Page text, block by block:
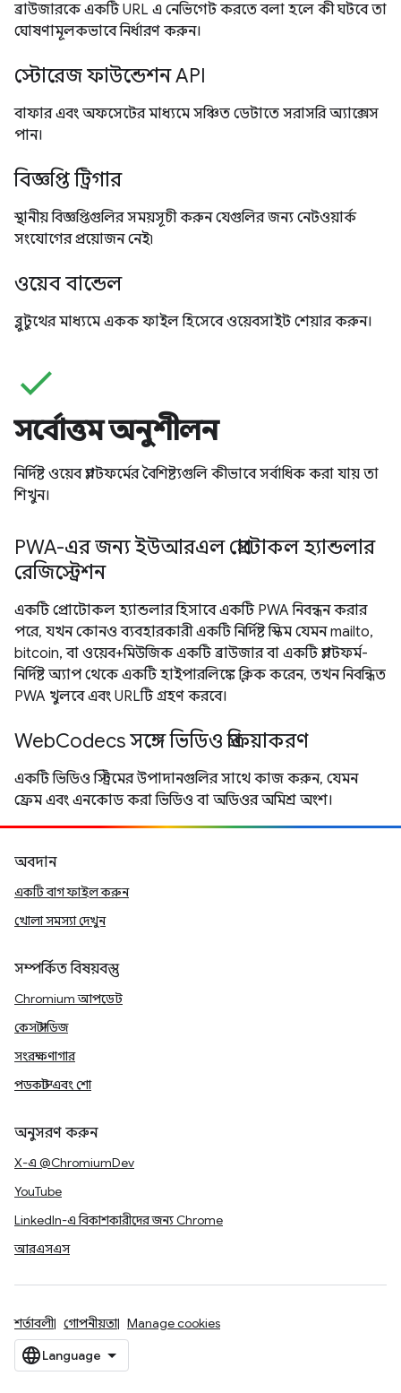
ব্রাউজারকে একটি URL এ নেভিগেট করতে বলা হলে কী ঘটবে তা
ঘোষণামূলকভাবে নির্ধারণ করুন।
স্টোরেজ ফাউন্ডেশন API
বাফার এবং অফসেটের মাধ্যমে সঞ্চিত ডেটাতে সরাসরি অ্যাক্সেস
পান।
বিজ্ঞপ্তি ট্রিগার
স্থানীয় বিজ্ঞপ্তিগুলির সময়সূচী করুন যেগুলির জন্য নেটওয়ার্ক
সংযোগের প্রয়োজন নেই৷
ওয়েব বান্ডেল
ব্লুটুথের মাধ্যমে একক ফাইল হিসেবে ওয়েবসাইট শেয়ার করুন।
check
সর্বোত্তম অনুশীলন
নির্দিষ্ট ওয়েব প্ল্যাটফর্মের বৈশিষ্ট্যগুলি কীভাবে সর্বাধিক করা যায় তা
শিখুন।
PWA-এর জন্য ইউআরএল প্রোটোকল হ্যান্ডলার
রেজিস্ট্রেশন
একটি প্রোটোকল হ্যান্ডলার হিসাবে একটি PWA নিবন্ধন করার
পরে, যখন কোনও ব্যবহারকারী একটি নির্দিষ্ট স্কিম যেমন mailto,
bitcoin, বা ওয়েব+মিউজিক একটি ব্রাউজার বা একটি প্ল্যাটফর্ম-
নির্দিষ্ট অ্যাপ থেকে একটি হাইপারলিঙ্কে ক্লিক করেন, তখন নিবন্ধিত
PWA খুলবে এবং URLটি গ্রহণ করবে।
WebCodecs সঙ্গে ভিডিও প্রক্রিয়াকরণ
একটি ভিডিও স্ট্রিমের উপাদানগুলির সাথে কাজ করুন, যেমন
ফ্রেম এবং এনকোড করা ভিডিও বা অডিওর অমিশ্র অংশ।
অবদান
একটি বাগ ফাইল করুন
খোলা সমস্যা দেখুন
সম্পর্কিত বিষয়বস্তু
Chromium আপডেট
কেস স্টাডিজ
সংরক্ষণাগার
পডকাস্ট এবং শো
অনুসরণ করুন
X-এ @ChromiumDev
YouTube
LinkedIn-এ বিকাশকারীদের জন্য Chrome
আরএসএস
শর্তাবলী গোপনীয়তা Manage cookies